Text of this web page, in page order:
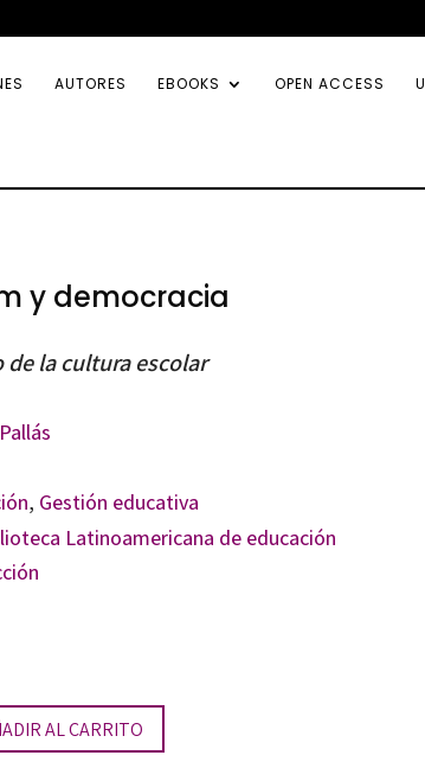
AUTORES EBOOKS OPEN ACCESS
y democracia
de la cultura escolar
, Gestión educativa
Latinoamericana de educación
AL CARRITO